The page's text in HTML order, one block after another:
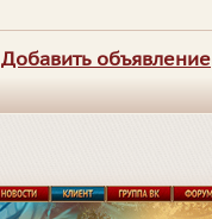
Добавить объявление